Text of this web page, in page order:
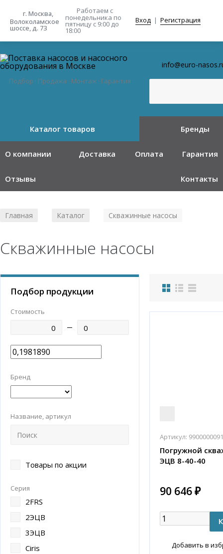
г. Москва,
Волоколамское
шоссе, д. 73
Работаем с
понедельника по
пятницу с 9:00 до
18:00
Вход | Регистрация
Подбор · Продажа · Монтаж · Гарантия
info@euro-
Каталог товаров Бренды
О компании Доставка Оплата Гарантия
Отзывы Контакты
Главная Каталог Скважинные насосы
Скважинные насосы
Подбор продукции
Стоимость
Бренд
Название, артикул
Товары по акции
Серия
2FRS
2ЭЦВ
3ЭЦВ
Ciris
Артикул:
Погружной
ЭЦВ 8-40-40
90 646 ₽
Добавить в